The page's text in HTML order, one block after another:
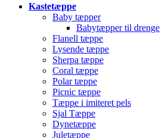
Kastetæppe
Baby tæpper
Babytæpper til drenge
Flanell tæppe
Lysende tæppe
Sherpa tæppe
Coral tæppe
Polar tæppe
Picnic tæppe
Tæppe i imiteret pels
Sjal Tæppe
Dynetæppe
Juletæppe